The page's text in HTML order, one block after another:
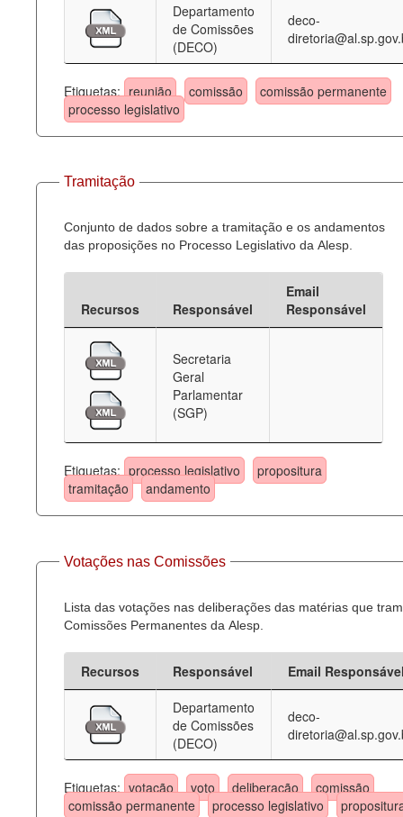
Departamento
de Comissões
(DECO)
deco-
Etiquetas: reunião comissão
comissão permanente
processo legislativo
Tramitação
Conjunto de dados sobre a tramitação e os andamentos
das proposições no Processo Legislativo da Alesp.
Recursos Responsável
Email
Responsável
Secretaria
Geral
Parlamentar
(SGP)
Etiquetas: processo legislativo
propositura
tramitação
andamento
Votações nas Comissões
Lista das votações nas deliberações das matérias que
Comissões Permanentes da Alesp.
Recursos Responsável
Email
Departamento
de Comissões
(DECO)
deco-
Etiquetas: votação voto deliberação
comissão
comissão permanente
processo legislativo